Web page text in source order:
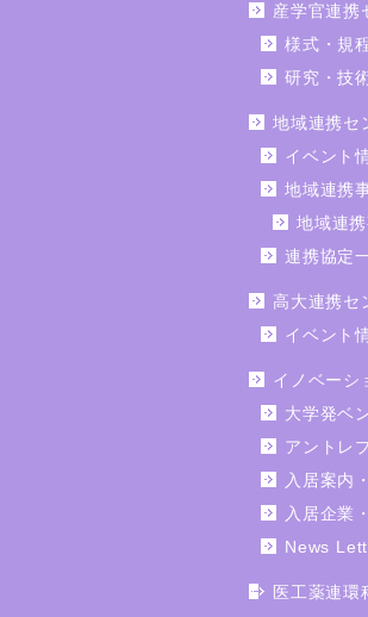
産学官連携
様式・規
研究・技
地域連携セ
イベント
地域連携
地域連
連携協定
高大連携セ
イベント
イノベーシ
大学発ベ
アントレ
入居案内
入居企業
News
医工薬連環